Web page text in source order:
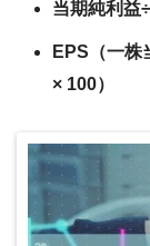
当期純利益
EPS（一株
× 100）